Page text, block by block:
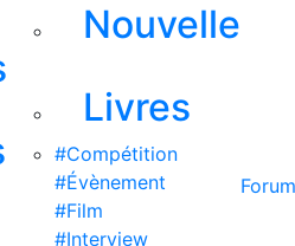
Nouvelle
Livres
#Compétition
#Évènement
#Film
#Interview
Forum